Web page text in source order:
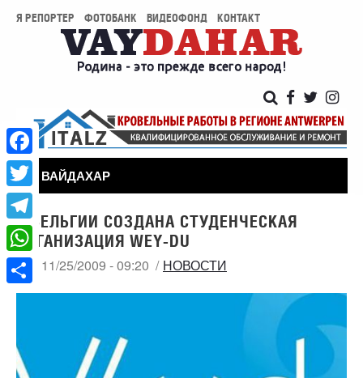
Я РЕПОРТЕР ФОТОБАНК ВИДЕОФОНД КОНТАКТ
ВАЙДАХАР
В БЕЛЬГИИ СОЗДАНА СТУДЕНЧЕСКАЯ
ОРГАНИЗАЦИЯ WEY-DU
СР, 11/25/2009 - 09:20 НОВОСТИ
Facebook
Twitter
Telegram
WhatsApp
Share